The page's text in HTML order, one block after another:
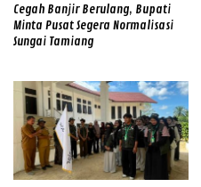
Cegah Banjir Berulang, Bupati
Minta Pusat Segera Normalisasi
Sungai Tamiang